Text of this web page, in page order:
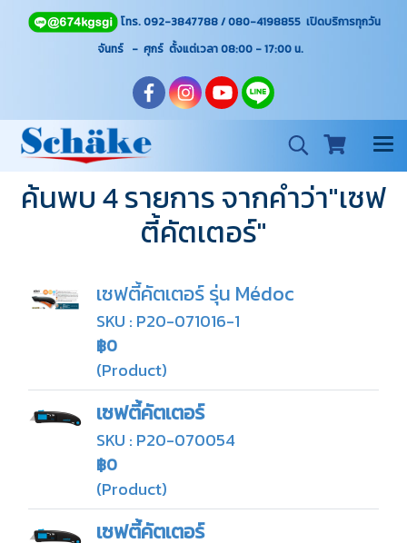
โทร. 092-3847788 / 080-4198855 เปิดบริการทุกวัน
จันทร์ - ศุกร์ ตั้งแต่เวลา 08:00 - 17:00น.
ค้นพบ 4 รายการ จากคำว่า"เซฟ
ตี้คัตเตอร์"
เซฟตี้คัตเตอร์ รุ่น Médoc
SKU : P20-071016-1
฿0
(Product)
เซฟตี้คัตเตอร์
SKU : P20-070054
฿0
(Product)
เซฟตี้คัตเตอร์